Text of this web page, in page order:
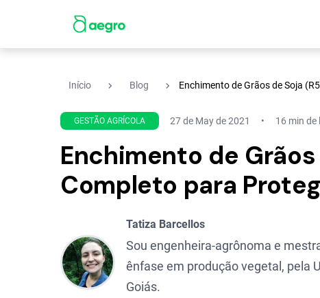
Início navigate_next Blog navigate_next Enchimento de Grãos de Soja
GESTÃO AGRÍCOLA 27 de May de 2021 16 min de
Enchimento de
Completo para
Tatiza Barcellos
Sou engenheira-agrônoma e
ênfase em produção vegetal, pela
Goiás.